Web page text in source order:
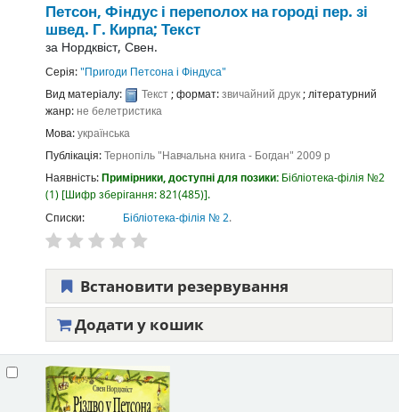
Петсон, Фіндус і переполох на городі пер. зі
швед. Г. Кирпа; Текст
за Нордквіст, Свен.
Серія:"Пригоди Петсона і Фіндуса"
Вид матеріалу:
Текст; формат:звичайний друк; літературний
жанр:не белетристика
Мова:українська
Публікація:Тернопіль"Навчальна книга - Богдан" 2009 р
Наявність:Примірники, доступні для позики: Бібліотека-філія №2
(1) Шифр зберігання:821(485) .
Списки:
Бібліотека-філія № 2.
Встановити резервування
Додати у кошик